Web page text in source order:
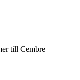
till Cembre